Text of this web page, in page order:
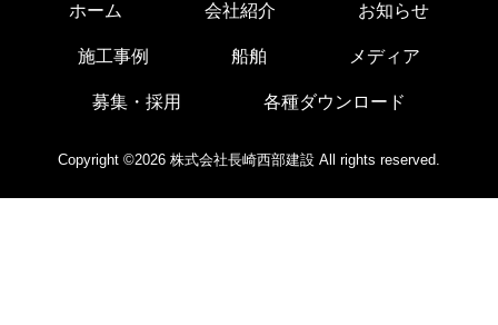
ホーム 会社紹介 お知らせ
施工事例 船舶 メディア
募集・採用 各種ダウンロード
Copyright ©2026 株式会社長崎西部建設 All rights reserved.